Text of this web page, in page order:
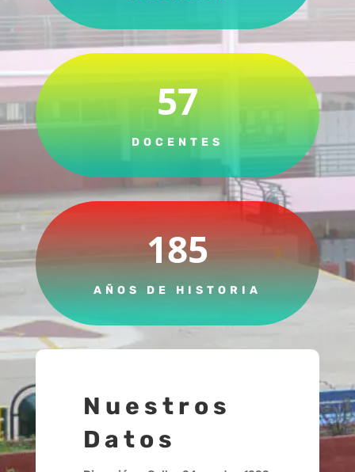
57
DOCENTES
185
AÑOS DE HISTORIA
Nuestros
Datos